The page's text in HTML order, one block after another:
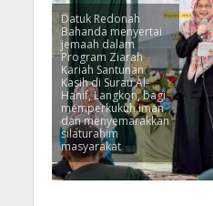
Datuk Redonah
Bahanda menyertai
jemaah dalam
Program Ziarah
Kariah Santunan
Kasih di Surau Al-
Hanif, Langkon, bagi
memperkukuh iman
dan menyemarakkan
silaturahim
masyarakat